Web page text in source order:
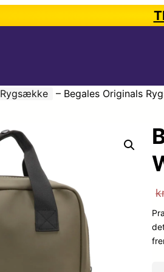
Rygsække – Begales Originals